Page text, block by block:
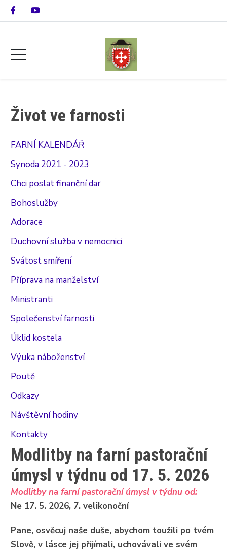
Život ve farnosti
FARNÍ KALENDÁŘ
Synoda 2021 - 2023
Chci poslat finanční dar
Bohoslužby
Adorace
Duchovní služba v nemocnici
Svátost smíření
Příprava na manželství
Ministranti
Společenství farnosti
Úklid kostela
Výuka náboženství
Poutě
Odkazy
Návštěvní hodiny
Kontakty
Modlitby na farní pastorační
úmysl v týdnu od 17. 5. 2026
Modlitby na farní pastorační úmysl v týdnu od:
Ne 17. 5. 2026, 7. velikonoční
Pane, osvěcuj naše duše, abychom toužili po tvém
Slově, v lásce jej přijímali, uchovávali ve svém